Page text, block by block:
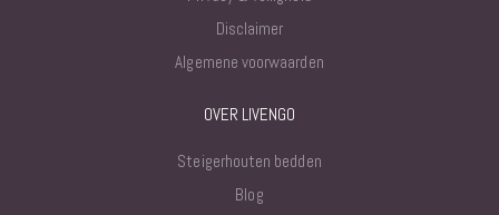
Disclaimer
Algemene voorwaarden
OVER LIVENGO
Steigerhouten bedden
Blog